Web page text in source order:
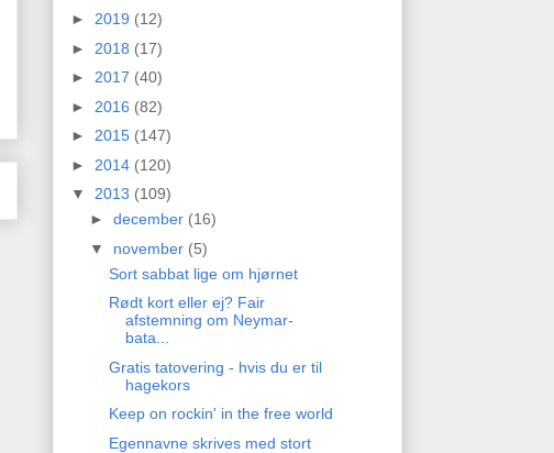
► 2019 (12)
► 2018 (17)
► 2017 (40)
► 2016 (82)
► 2015 (147)
► 2014 (120)
▼ 2013 (109)
► december (16)
▼ november (5)
Sort sabbat lige om hjørnet
Rødt kort eller ej? Fair
afstemning om Neymar-
bata...
Gratis tatovering - hvis du er til
hagekors
Keep on rockin' in the free world
Egennavne skrives med stort